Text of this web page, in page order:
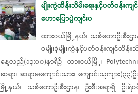
မျိုးကွဲထိန်းသိမ်းရေးနှင့်ပတ်ဝန်းက
ဟောပြောပွဲကျင်းပ
ထားဝယ်မြို့နယ်၊ သစ်တောဦးစီးဌ
ဝမျိုးစုံမျိုးကွဲနှင့်ပတ်ဝန်းကျင်ထိန်
နေ့လည်(၁၃:၀၀)နာရီ၌ ထားဝယ်မြို့၊
ရာ၊ ဆရာမ၊ကျောင်းသား၊ ကျောင်းသူကျား(၃၃)
နယ်၊ သစ်တောဦးစီးဌာန၊ ဦးစီးအရာရှိ ဦ